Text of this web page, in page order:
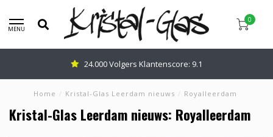
MENU
0
24.000 Volgers Klantenscore: 9.1
Home / Kristal-Glas Leerdam nieuws / Royalleerdam
Kristal-Glas Leerdam nieuws: Royalleerdam